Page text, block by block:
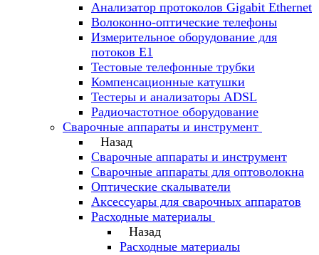
Анализатор протоколов Gigabit Ethernet
Волоконно-оптические телефоны
Измерительное оборудование для
потоков Е1
Тестовые телефонные трубки
Компенсационные катушки
Тестеры и анализаторы ADSL
Радиочастотное оборудование
Сварочные аппараты и инструмент
Назад
Сварочные аппараты и инструмент
Сварочные аппараты для оптоволокна
Оптические скалыватели
Аксессуары для сварочных аппаратов
Расходные материалы
Назад
Расходные материалы